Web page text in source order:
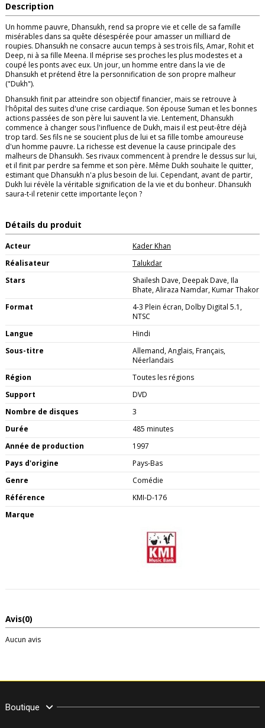
Description
Un homme pauvre, Dhansukh, rend sa propre vie et celle de sa famille
misérables dans sa quête désespérée pour amasser un milliard de
roupies. Dhansukh ne consacre aucun temps à ses trois fils, Amar, Rohit et
Deep, ni à sa fille Meena. Il méprise ses proches les plus modestes et a
coupé les ponts avec eux. Un jour, un homme entre dans la vie de
Dhansukh et prétend être la personnification de son propre malheur
("Dukh").
Dhansukh finit par atteindre son objectif financier, mais se retrouve à
l'hôpital des suites d'une crise cardiaque. Son épouse Suman et les bonnes
actions passées de son père lui sauvent la vie. Lentement, Dhansukh
commence à changer sous l'influence de Dukh, mais il est peut-être déjà
trop tard. Ses fils ne se soucient plus de lui et sa fille tombe amoureuse
d'un homme pauvre. La richesse est devenue la cause principale des
malheurs de Dhansukh. Ses rivaux commencent à prendre le dessus sur lui,
et il finit par perdre sa femme et son père. Même Dukh souhaite le quitter,
estimant que Dhansukh n'a plus besoin de lui. Cependant, avant de partir,
Dukh lui révèle la véritable signification de la vie et du bonheur. Dhansukh
saura-t-il retenir cette importante leçon ?
Détails du produit
Acteur
Kader Khan
Réalisateur
Talukdar
Stars
Shailesh Dave, Deepak Dave, Ila
Bhate, Aliraza Namdar, Kumar Thakor
Format
4-3 Plein écran, Dolby Digital 5.1,
NTSC
Langue
Hindi
Sous-titre
Allemand, Anglais, Français,
Néerlandais
Région
Toutes les régions
Support
DVD
Nombre de disques
3
Durée
485 minutes
Année de production
1997
Pays d'origine
Pays-Bas
Genre
Comédie
Référence
KMI-D-176
Marque
Avis(0)
Aucun avis
Boutique